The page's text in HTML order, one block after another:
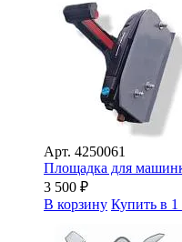
Арт. 4250061
Площадка для
3 500 ₽
В корзину Купить в 1